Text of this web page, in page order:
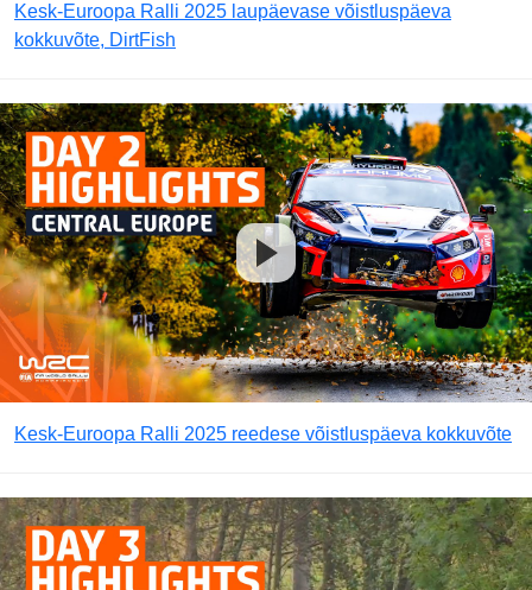
Kesk-Euroopa Ralli 2025 laupäevase võistluspäeva
kokkuvõte, DirtFish
Kesk-Euroopa Ralli 2025 reedese võistluspäeva kokkuvõte